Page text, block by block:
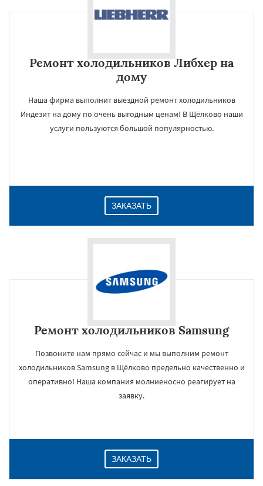
Ремонт холодильников Либхер на
дому
Наша фирма выполнит выездной ремонт холодильников
Индезит на дому по очень выгодным ценам! В Щёлково наши
услуги пользуются большой популярностью.
ЗАКАЗАТЬ
Ремонт холодильников Samsung
Позвоните нам прямо сейчас и мы выполним ремонт
холодильников Samsung в Щёлково предельно качественно и
оперативно! Наша компания молниеносно реагирует на
заявку.
ЗАКАЗАТЬ